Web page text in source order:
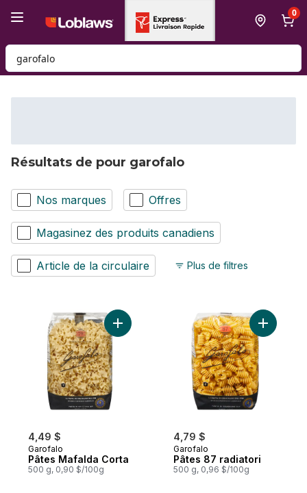
0
Rechercher des produits
Résultats de pour garofalo
Nos marques Offres
Magasinez des produits canadiens
Article de la circulaire Plus de filtres
4,49 $
Garofalo
Pâtes Mafalda Corta
500 g, 0,90 $/100g
Ajouter Pâtes Mafalda Corta au panier
4,79 $
Garofalo
Pâtes 87 radiatori
500 g, 0,96 $/100g
Ajouter